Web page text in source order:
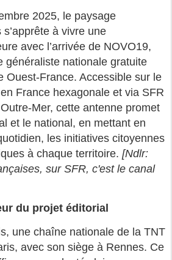
2025, le paysage
à vivre une
avec l’arrivée de NOVO19,
généraliste nationale gratuite
Ouest-France. Accessible sur le
France hexagonale et via SFR
Mer, cette antenne promet
et le national, en mettant en
les initiatives citoyennes
à chaque territoire. [Ndlr:
sur SFR, c'est le canal
du projet éditorial
une chaîne nationale de la TNT
avec son siège à Rennes. Ce